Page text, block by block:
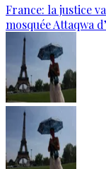
France: la justice
mosquée Attaqwa